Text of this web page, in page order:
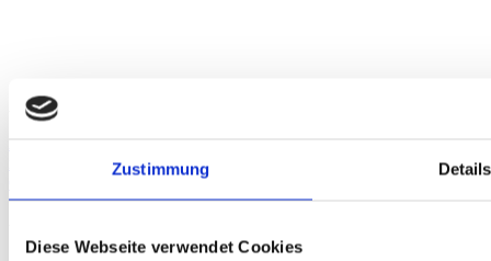
Zustimmung Details
Diese Webseite verwendet Cookies
Anfahrt
HamburgHannoverKarlsruhe
Neumarkt i. d.
Nürnberg
Zertifizierungen Mitgliedschaften